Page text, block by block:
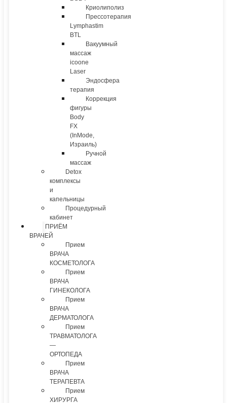
Криолиполиз
Прессотерапия
Lymphastim
BTL
Вакуумный
массаж
icoone
Laser
Эндосфера
терапия
Коррекция
фигуры
Body
FX
(InMode,
Израиль)
Ручной
массаж
Detox
комплексы
и
капельницы
Процедурный
кабинет
ПРИЁМ
ВРАЧЕЙ
Прием
ВРАЧА
КОСМЕТОЛОГА
Прием
ВРАЧА
ГИНЕКОЛОГА
Прием
ВРАЧА
ДЕРМАТОЛОГА
Прием
ТРАВМАТОЛОГА
—
ОРТОПЕДА
Прием
ВРАЧА
ТЕРАПЕВТА
Прием
ХИРУРГА